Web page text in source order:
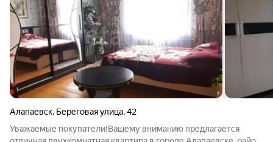
Алапаевск, Береговая улица,42
Уважаемые покупатели!Вашему вниманию предлагается